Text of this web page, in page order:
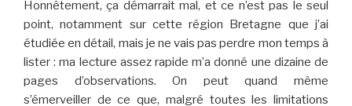
Honnêtement, ça démarrait mal, et ce n’est pas le seul
point, notamment sur cette région Bretagne que j’ai
étudiée en détail, mais je ne vais pas perdre mon temps à
lister : ma lecture assez rapide m’a donné une dizaine de
pages d’observations. On peut quand même
s’émerveiller de ce que, malgré toutes les limitations